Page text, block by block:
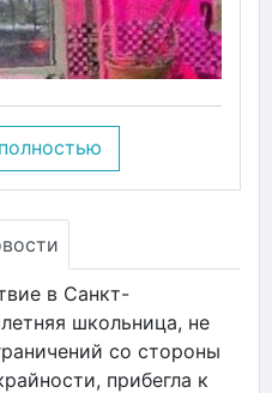
в Санкт-
школьница, не
со стороны
прибегла к